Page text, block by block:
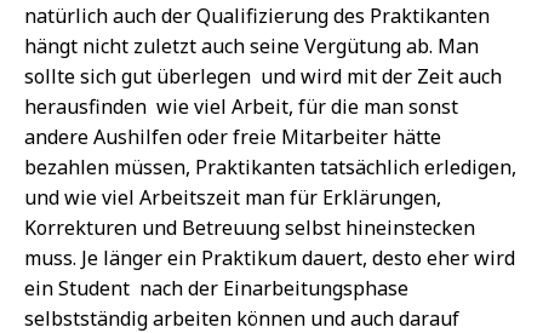
natürlich auch der Qualifizierung des Praktikanten
hängt nicht zuletzt auch seine Vergütung ab. Man
sollte sich gut überlegen  und wird mit der Zeit auch
herausfinden  wie viel Arbeit, für die man sonst
andere Aushilfen oder freie Mitarbeiter hätte
bezahlen müssen, Praktikanten tatsächlich erledigen,
und wie viel Arbeitszeit man für Erklärungen,
Korrekturen und Betreuung selbst hineinstecken
muss. Je länger ein Praktikum dauert, desto eher wird
ein Student  nach der Einarbeitungsphase 
selbstständig arbeiten können und auch darauf